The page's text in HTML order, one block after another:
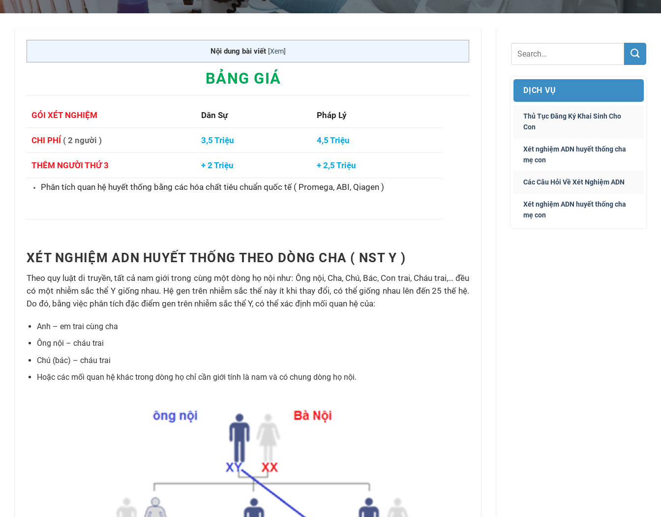
Nội dung bài viết [Xem]
BẢNG GIÁ
GÓI XÉT NGHIỆM Dân Sự Pháp Lý
CHI PHÍ ( 2 người ) 3,5 Triệu 4,5 Triệu
THÊM NGƯỜI THỨ 3 + 2 Triệu + 2,5 Triệu
Phân tích quan hệ huyết thống bằng các hóa chất tiêu chuẩn quốc tế ( Promega, ABI, Qiagen )
XÉT NGHIỆM ADN HUYẾT THỐNG THEO DÒNG CHA ( NST Y )
Theo quy luật di truyền, tất cả nam giới trong cùng một dòng họ nội như: Ông nội, Cha, Chú, Bác, Con trai, Cháu trai,… đều
có một nhiễm sắc thể Y giống nhau. Hệ gen trên nhiễm sắc thể này ít khi thay đổi, có thể giống nhau lên đến 25 thế hệ.
Do đó, bằng việc phân tích đặc điểm gen trên nhiễm sắc thể Y, có thể xác định mối quan hệ của:
Anh – em trai cùng cha
Ông nội – cháu trai
Chú (bác) – cháu trai
Hoặc các mối quan hệ khác trong dòng họ chỉ cần giới tính là nam và có chung dòng họ nội.
DỊCH VỤ
Thủ Tục Đăng Ký Khai Sinh Cho
Con
Xét nghiệm ADN huyết thống cha
mẹ con
Các Câu Hỏi Về Xét Nghiệm ADN
Xét nghiệm ADN huyết thống cha
mẹ con